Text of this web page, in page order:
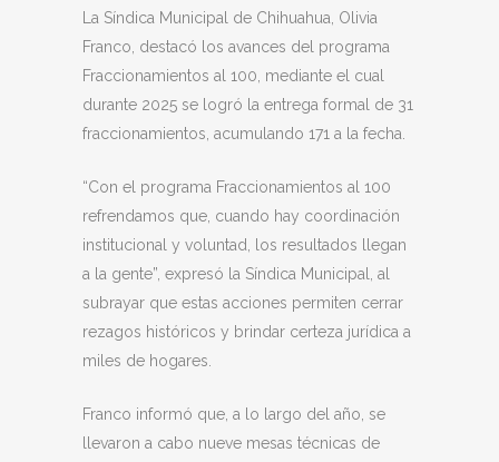
La Síndica Municipal de Chihuahua, Olivia
Franco, destacó los avances del programa
Fraccionamientos al 100, mediante el cual
durante 2025 se logró la entrega formal de 31
fraccionamientos, acumulando 171 a la fecha.
“Con el programa Fraccionamientos al 100
refrendamos que, cuando hay coordinación
institucional y voluntad, los resultados llegan
a la gente”, expresó la Síndica Municipal, al
subrayar que estas acciones permiten cerrar
rezagos históricos y brindar certeza jurídica a
miles de hogares.
Franco informó que, a lo largo del año, se
llevaron a cabo nueve mesas técnicas de